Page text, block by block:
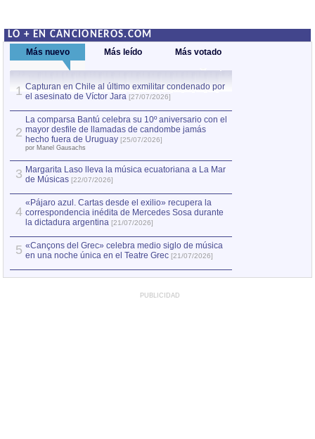
LO + EN CANCIONEROS.COM
Más nuevo Más leído Más votado
1 Capturan en Chile al último exmilitar condenado por
el asesinato de Víctor Jara [27/07/2026]
2
La comparsa Bantú celebra su 10º aniversario con el
mayor desfile de llamadas de candombe jamás
hecho fuera de Uruguay [25/07/2026]
por Manel Gausachs
3 Margarita Laso lleva la música ecuatoriana a La Mar
de Músicas [22/07/2026]
4
«Pájaro azul. Cartas desde el exilio» recupera la
correspondencia inédita de Mercedes Sosa durante
la dictadura argentina [21/07/2026]
5 «Cançons del Grec» celebra medio siglo de música
en una noche única en el Teatre Grec [21/07/2026]
PUBLICIDAD